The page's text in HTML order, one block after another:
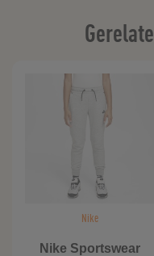
Nike
Nike Sportswear